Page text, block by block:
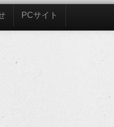
てご確認願います。
57-2161＞
はバイキング
案内させていただきます。
、バイキングのご案内となります。
場合は、空室がある場合において
能です。（要予約）
PCサイト